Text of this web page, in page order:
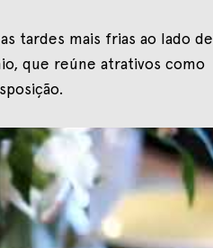
tardes mais frias ao lado de
que reúne atrativos como